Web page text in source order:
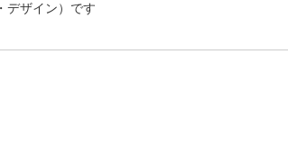
デザイン）です